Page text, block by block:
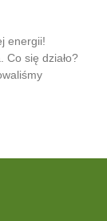
energii!
Co się działo?